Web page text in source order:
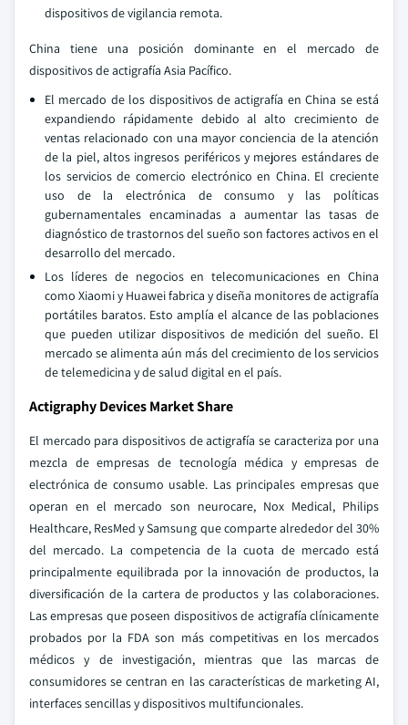
dispositivos de vigilancia remota.
China tiene una posición dominante en el mercado de
dispositivos de actigrafía Asia Pacífico.
El mercado de los dispositivos de actigrafía en China se está
expandiendo rápidamente debido al alto crecimiento de
ventas relacionado con una mayor conciencia de la atención
de la piel, altos ingresos periféricos y mejores estándares de
los servicios de comercio electrónico en China. El creciente
uso de la electrónica de consumo y las políticas
gubernamentales encaminadas a aumentar las tasas de
diagnóstico de trastornos del sueño son factores activos en el
desarrollo del mercado.
Los líderes de negocios en telecomunicaciones en China
como Xiaomi y Huawei fabrica y diseña monitores de actigrafía
portátiles baratos. Esto amplía el alcance de las poblaciones
que pueden utilizar dispositivos de medición del sueño. El
mercado se alimenta aún más del crecimiento de los servicios
de telemedicina y de salud digital en el país.
Actigraphy Devices Market Share
El mercado para dispositivos de actigrafía se caracteriza por una
mezcla de empresas de tecnología médica y empresas de
electrónica de consumo usable. Las principales empresas que
operan en el mercado son neurocare, Nox Medical, Philips
Healthcare, ResMed y Samsung que comparte alrededor del 30%
del mercado. La competencia de la cuota de mercado está
principalmente equilibrada por la innovación de productos, la
diversificación de la cartera de productos y las colaboraciones.
Las empresas que poseen dispositivos de actigrafía clínicamente
probados por la FDA son más competitivas en los mercados
médicos y de investigación, mientras que las marcas de
consumidores se centran en las características de marketing AI,
interfaces sencillas y dispositivos multifuncionales.